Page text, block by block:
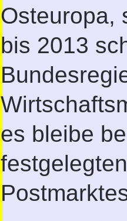
Osteuropa,
bis 2013
es bleibe